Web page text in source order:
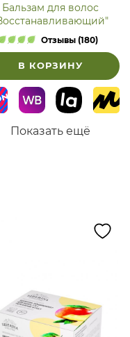
Бальзам для волос
Отзывы (180)
В КОРЗИНУ
Показать ещё